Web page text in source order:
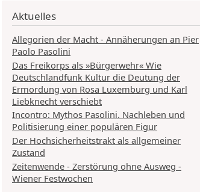
Aktuelles
Allegorien der Macht - Annäherungen an Pier
Paolo Pasolini
Das Freikorps als »Bürgerwehr« Wie
Deutschlandfunk Kultur die Deutung der
Ermordung von Rosa Luxemburg und Karl
Liebknecht verschiebt
Incontro: Mythos Pasolini. Nachleben und
Politisierung einer populären Figur
Der Hochsicherheitstrakt als allgemeiner
Zustand
Zeitenwende - Zerstörung ohne Ausweg -
Wiener Festwochen